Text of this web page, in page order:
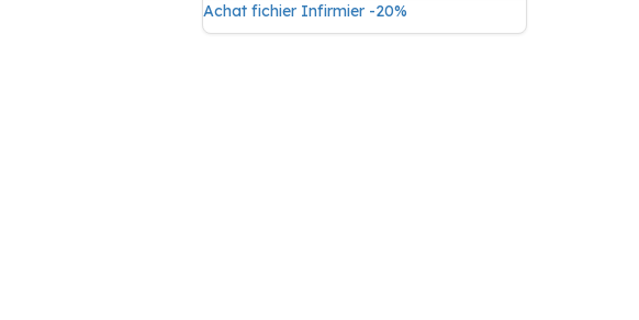
Achat fichier Infirmier -20%